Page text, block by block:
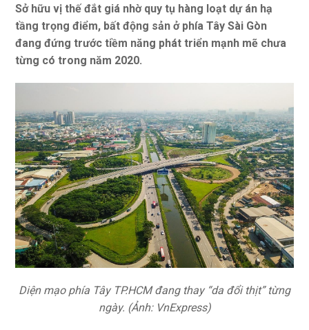
Sở hữu vị thế đắt giá nhờ quy tụ hàng loạt dự án hạ
tầng trọng điểm, bất động sản ở phía Tây Sài Gòn
đang đứng trước tiềm năng phát triển mạnh mẽ chưa
từng có trong năm 2020.
Diện mạo phía Tây TP.HCM đang thay “da đổi thịt” từng
ngày. (Ảnh: VnExpress)